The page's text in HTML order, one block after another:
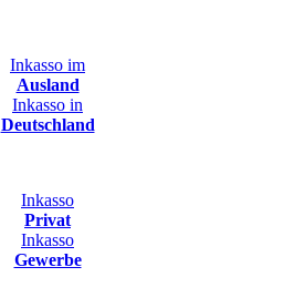
Inkasso im
Ausland
Inkasso in
Deutschland
Inkasso
Privat
Inkasso
Gewerbe